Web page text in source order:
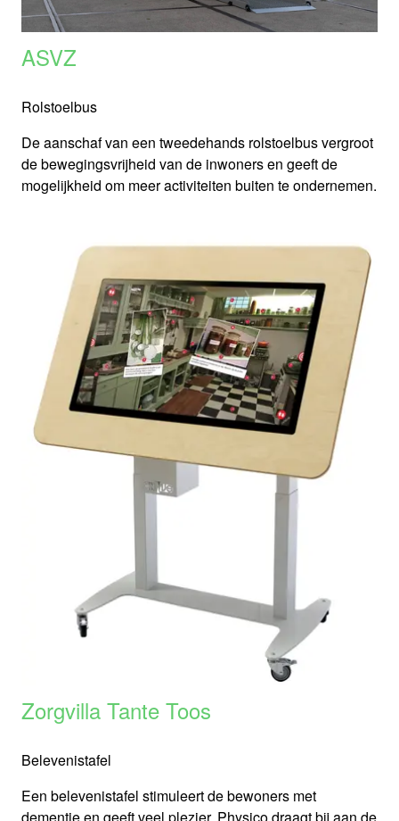
ASVZ
Rolstoelbus
De aanschaf van een tweedehands rolstoelbus vergroot
de bewegingsvrijheid van de inwoners en geeft de
mogelijkheid om meer activiteiten buiten te ondernemen.
Zorgvilla Tante Toos
Belevenistafel
Een belevenistafel stimuleert de bewoners met
dementie en geeft veel plezier. Physico draagt bij aan de